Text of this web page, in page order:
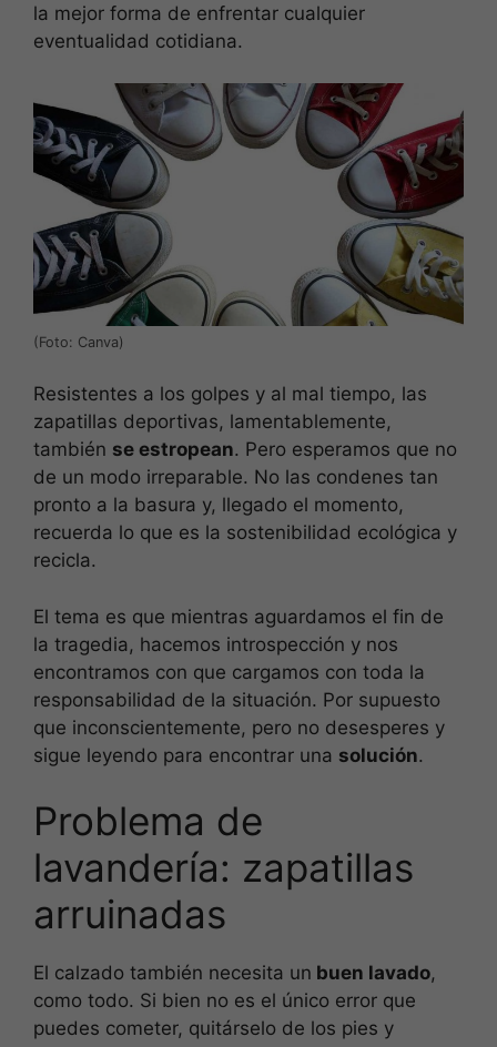
la mejor forma de enfrentar cualquier
eventualidad cotidiana.
(Foto: Canva)
Resistentes a los golpes y al mal tiempo, las
zapatillas deportivas, lamentablemente,
también se estropean. Pero esperamos que no
de un modo irreparable. No las condenes tan
pronto a la basura y, llegado el momento,
recuerda lo que es la sostenibilidad ecológica y
recicla.
El tema es que mientras aguardamos el fin de
la tragedia, hacemos introspección y nos
encontramos con que cargamos con toda la
responsabilidad de la situación. Por supuesto
que inconscientemente, pero no desesperes y
sigue leyendo para encontrar una solución.
Problema de
lavandería: zapatillas
arruinadas
El calzado también necesita un buen lavado,
como todo. Si bien no es el único error que
puedes cometer, quitárselo de los pies y